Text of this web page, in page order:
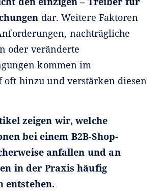
dar. Weitere Faktoren
nachträgliche
oder veränderte
kommen im
oft hinzu und verstärken diesen
zeigen wir, welche
bei einem B2B-Shop-
anfallen und an
in der Praxis häufig
entstehen.